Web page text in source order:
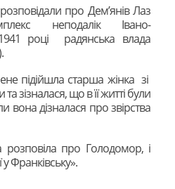
про Дем’янів Лаз
неподалік Івано-
році радянська влада
підійшла старша жінка зі
зізналася, що в її житті були
вона дізналася про звірства
про Голодомор, і
у Франківську».